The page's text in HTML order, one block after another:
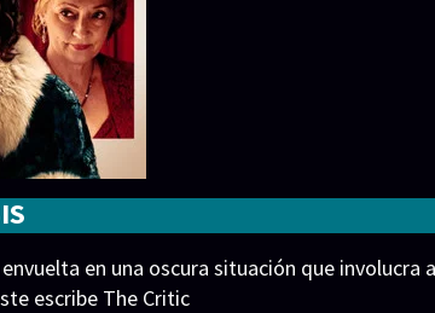
en una oscura situación que involucra a
escribe The Critic